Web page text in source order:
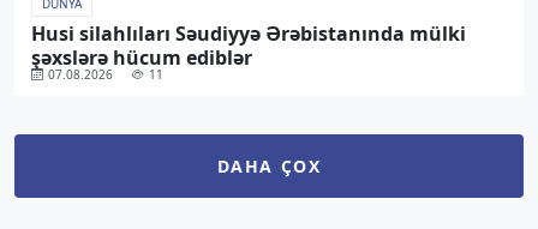
Husi silahlıları Səudiyyə Ərəbistanında mülki
şəxslərə hücum ediblər
07.08.2026 11
DAHA ÇOX